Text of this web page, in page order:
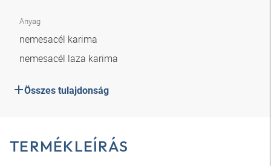
Anyag
nemesacél karima
nemesacél laza karima
Összes tulajdonság
TERMÉKLEÍRÁS